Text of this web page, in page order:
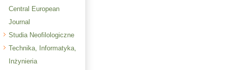
Central European
Journal
Studia Neofilologiczne
Technika, Informatyka,
Inżynieria